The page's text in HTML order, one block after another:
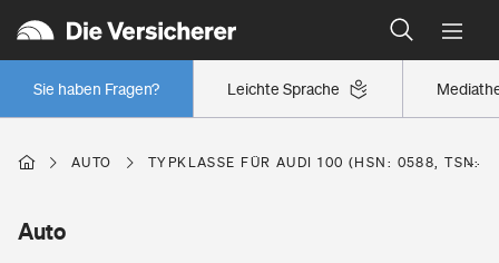
Leichte Sprache
Sie haben Fragen?
Wer versichert was: Jetzt Versicherer finden
Regionalklassen: So ist Ihre Region eingestuft
Wer versichert was: Jetzt Versicherer finden
AUTO TYPKLASSE FÜR AUDI 100 (HSN: 0588, TSN:
Auto